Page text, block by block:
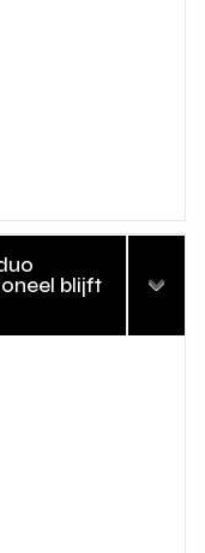
blijft